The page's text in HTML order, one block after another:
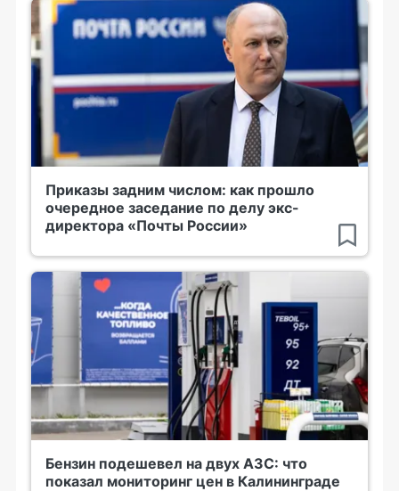
Приказы задним числом: как прошло
очередное заседание по делу экс-
директора «Почты России»
Бензин подешевел на двух АЗС: что
показал мониторинг цен в Калининграде